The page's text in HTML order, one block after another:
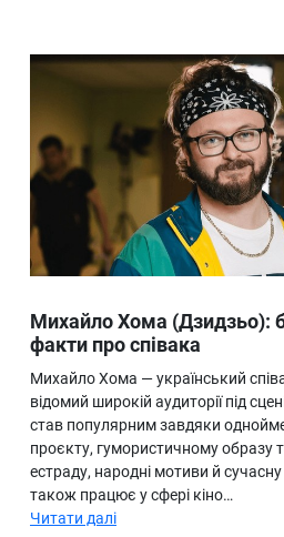
Михайло Хома (Дзидзьо):
факти про співака
Михайло Хома — український
відомий широкій аудиторії під
став популярним завдяки
проєкту, гумористичному образу
естраду, народні мотиви й
також працює у сфері кіно…
Читати далі